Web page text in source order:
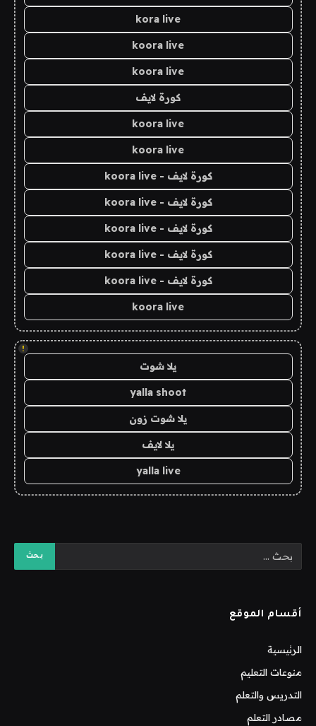
kora live
koora live
koora live
كورة لايف
koora live
koora live
كورة لايف - koora live
كورة لايف - koora live
كورة لايف - koora live
كورة لايف - koora live
كورة لايف - koora live
koora live
!
يلا شوت
yalla shoot
يلا شوت زون
يلا لايف
yalla live
أقسام الموقع
الرئيسية
منوعات التعليم
التدريس والتعلم
مصادر التعلم